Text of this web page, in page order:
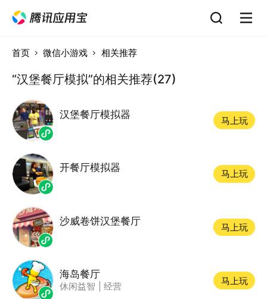
首页 微信小游戏 相关推荐
“汉堡餐厅模拟”的相关推荐(27)
汉堡餐厅模拟器
马上玩
开餐厅模拟器
马上玩
沙威卷饼汉堡餐厅
马上玩
海岛餐厅
休闲益智 经营
马上玩